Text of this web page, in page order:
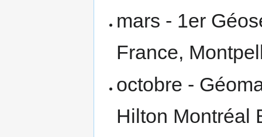
mars - 1er
France,
octobre -
Hilton Montréal